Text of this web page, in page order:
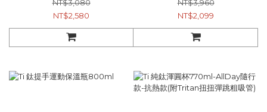
NT$3,080
NT$2,580
800ml x1
NT$3,960
NT$2,099